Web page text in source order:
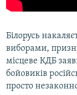
Білорусь
виборами,
місцеве КДБ
бойовиків
просто